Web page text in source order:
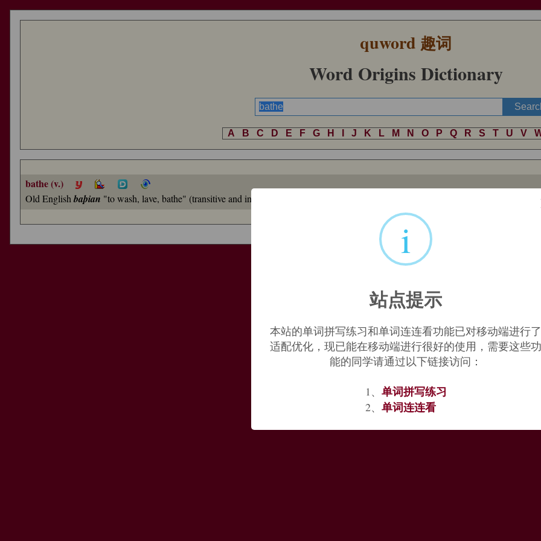
quword 趣词
Word Origins Dictionary
A B C D E F G H J K L M N O P Q R S T U V
bathe (v.)
Old English baþian "to wash, lave, bathe" (transitive and intransitive), from root of i-
i
站点提示
本站的单词拼写练习和单词连连看功能已对移动端进行了
适配优化，现已能在移动端进行很好的使用，需要这些功
能的同学请通过以下链接访问：
1、 单词拼写练习
2、 单词连连看